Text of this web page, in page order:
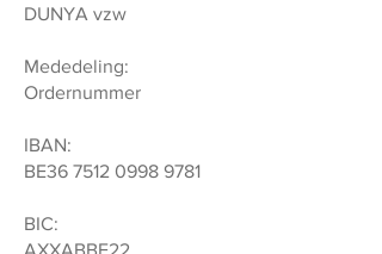
DUNYA vzw
Mededeling:
Ordernummer
IBAN:
BE36 7512 0998 9781
BIC: